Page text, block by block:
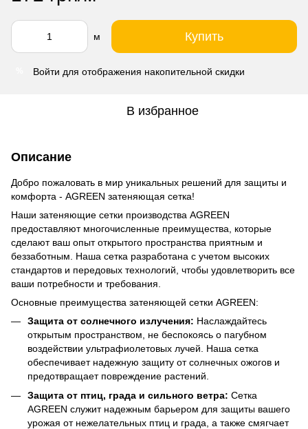
м Купить
Войти для отображения накопительной скидки
В избранное
Описание
Добро пожаловать в мир уникальных решений для защиты и
комфорта - AGREEN затеняющая сетка!
Наши затеняющие сетки производства AGREEN
предоставляют многочисленные преимущества, которые
сделают ваш опыт открытого пространства приятным и
беззаботным. Наша сетка разработана с учетом высоких
стандартов и передовых технологий, чтобы удовлетворить все
ваши потребности и требования.
Основные преимущества затеняющей сетки AGREEN:
Защита от солнечного излучения: Наслаждайтесь
открытым пространством, не беспокоясь о пагубном
воздействии ультрафиолетовых лучей. Наша сетка
обеспечивает надежную защиту от солнечных ожогов и
предотвращает повреждение растений.
Защита от птиц, града и сильного ветра: Сетка
AGREEN служит надежным барьером для защиты вашего
урожая от нежелательных птиц и града, а также смягчает